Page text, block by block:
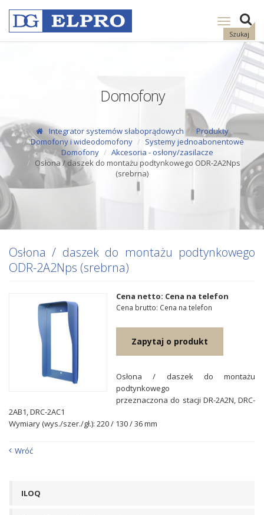
Szukaj
Pokaż
nawigację
Domofony
Integrator systemów słaboprądowych
Produkty
Domofony i wideodomofony
Systemy jednoabonentowe
Domofony
Akcesoria - osłony/zasilacze
Osłona / daszek do montażu podtynkowego ODR-2A2Nps
(srebrna)
Osłona / daszek do montażu podtynkowego
ODR-2A2Nps (srebrna)
Cena netto: Cena na telefon
Cena brutto: Cena na telefon
Zapytaj o produkt
Osłona / daszek do montażu
podtynkowego
przeznaczona do stacji DR-2A2N, DRC-
2AB1, DRC-2AC1
Wymiary (wys./szer./gł.): 220 / 130 / 36 mm
Wróć
ILOQ